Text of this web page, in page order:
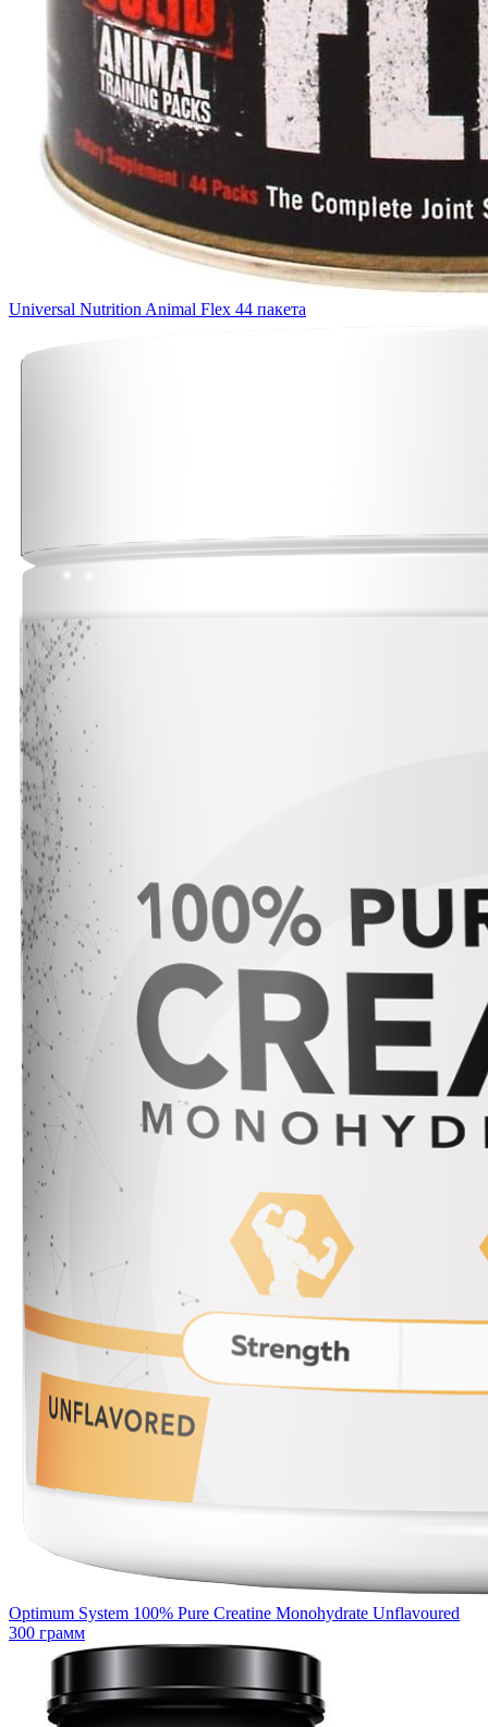
Universal Nutrition Animal Flex 44 пакета
Optimum System 100% Pure Creatine Monohydrate Unflavoured
300 грамм